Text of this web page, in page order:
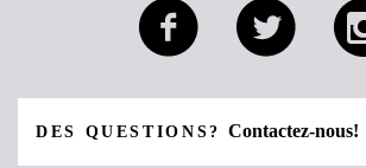
DES QUESTIONS?Contactez-nous!